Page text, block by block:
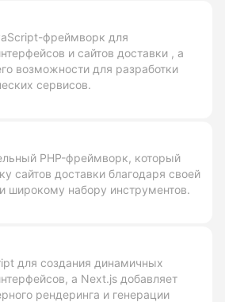
фреймворк для
и сайтов доставки , а
возможности для разработки
сервисов.
PHP-фреймворк, который
сайтов доставки благодаря своей
широкому набору инструментов.
для создания динамичных
а Next.js добавляет
рендеринга и генерации